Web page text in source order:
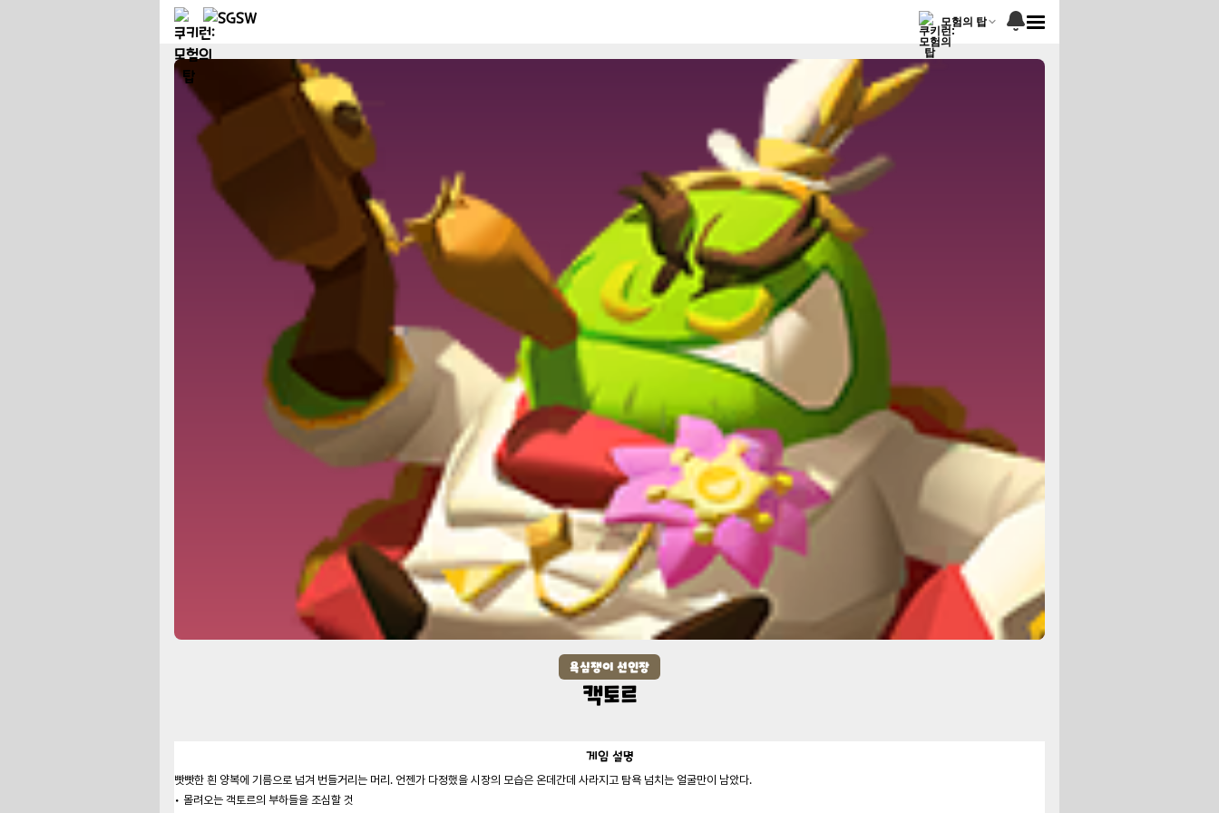
모험의 탑
욕심쟁이 선인장
캑토르
게임 설명
빳빳한 흰 양복에 기름으로 넘겨 번들거리는 머리. 언젠가 다정했을 시장의 모습은 온데간데 사라지고 탐욕 넘치는 얼굴만이 남았다.
• 몰려오는 객토르의 부하들을 조심할 것